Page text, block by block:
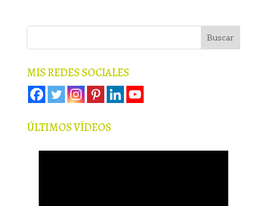
MIS REDES SOCIALES
ÚLTIMOS VÍDEOS